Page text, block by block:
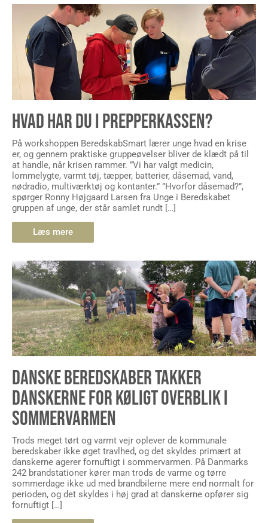
HVAD HAR DU I PREPPERKASSEN?
På workshoppen BeredskabSmart lærer unge hvad en krise
er, og gennem praktiske gruppeøvelser bliver de klædt på til
at handle, når krisen rammer. ”Vi har valgt medicin,
lommelygte, varmt tøj, tæpper, batterier, dåsemad, vand,
nødradio, multiværktøj og kontanter.” ”Hvorfor dåsemad?”,
spørger Ronny Højgaard Larsen fra Unge i Beredskabet
gruppen af unge, der står samlet rundt […]
Læs mere
DANSKE BEREDSKABER TAKKER
DANSKERNE FOR KØLIGT OVERBLIK I
SOMMERVARMEN
Trods meget tørt og varmt vejr oplever de kommunale
beredskaber ikke øget travlhed, og det skyldes primært at
danskerne agerer fornuftigt i sommervarmen. På Danmarks
242 brandstationer kører man trods de varme og tørre
sommerdage ikke ud med brandbilerne mere end normalt for
perioden, og det skyldes i høj grad at danskerne opfører sig
fornuftigt […]